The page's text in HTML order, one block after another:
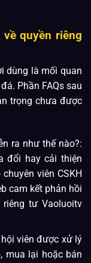
quyền riêng
dùng là mối quan
Phần FAQs sau
trọng chưa được
ra như thế nào?:
đổi hay cải thiện
viên CSKH
cam kết phản hồi
tư Vaoluoitv
viên được xử lý
mua lại hoặc bán